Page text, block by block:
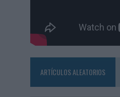
ARTÍCULOS ALEATORIOS